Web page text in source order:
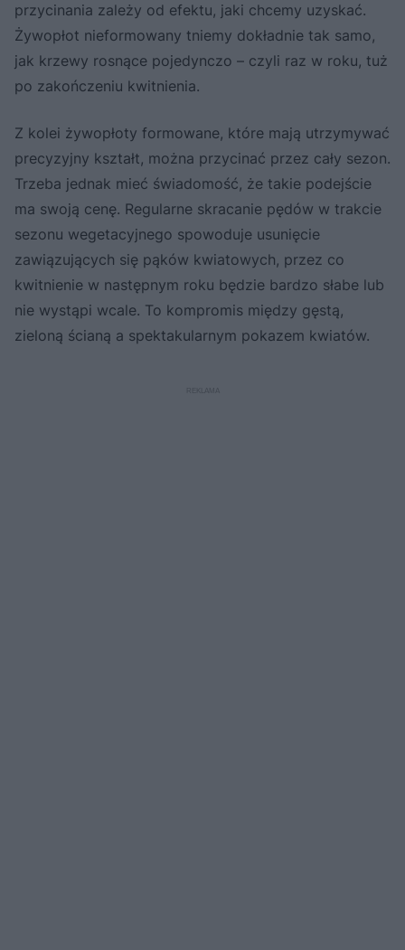
przycinania zależy od efektu, jaki chcemy uzyskać.
Żywopłot nieformowany tniemy dokładnie tak samo,
jak krzewy rosnące pojedynczo – czyli raz w roku, tuż
po zakończeniu kwitnienia.
Z kolei żywopłoty formowane, które mają utrzymywać
precyzyjny kształt, można przycinać przez cały sezon.
Trzeba jednak mieć świadomość, że takie podejście
ma swoją cenę. Regularne skracanie pędów w trakcie
sezonu wegetacyjnego spowoduje usunięcie
zawiązujących się pąków kwiatowych, przez co
kwitnienie w następnym roku będzie bardzo słabe lub
nie wystąpi wcale. To kompromis między gęstą,
zieloną ścianą a spektakularnym pokazem kwiatów.